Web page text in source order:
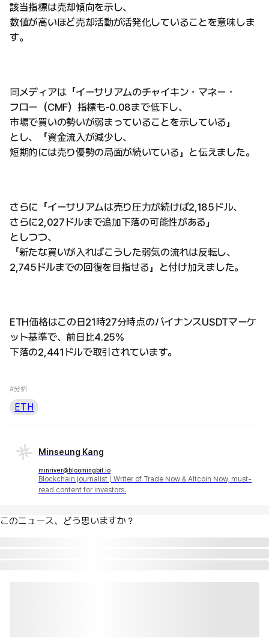
該当指標は売却傾向を示し、
数値が高いほど売却活動が活発化していることを意味しま
す。
同メディアは「イーサリアムのチャイキン・マネー・
フロー（CMF）指標も-0.08まで低下し、
市場で買いの勢いが弱まっていることを示している」
とし、「資金流入が減少し、
短期的には売り優勢の局面が続いている」と伝えました。
さらに「イーサリアムは売り圧力が続けば2,185ドル、
さらに2,027ドルまで追加下落の可能性がある」
としつつ、
「新たな買いが入ればこうした弱気の流れは反転し、
2,745ドルまでの回復を目指せる」と付け加えました。
ETH価格はこの日21時27分時点のバイナンスUSDTマーケ
ット基準で、前日比4.25%
下落の2,441ドルで取引されています。
#分析
ETH
Minseung Kang
minriver@bloomingbit.io
Blockchain journalist | Writer of Trade Now & Altcoin Now, must-
read content for investors.
このニュース、どう思いますか？